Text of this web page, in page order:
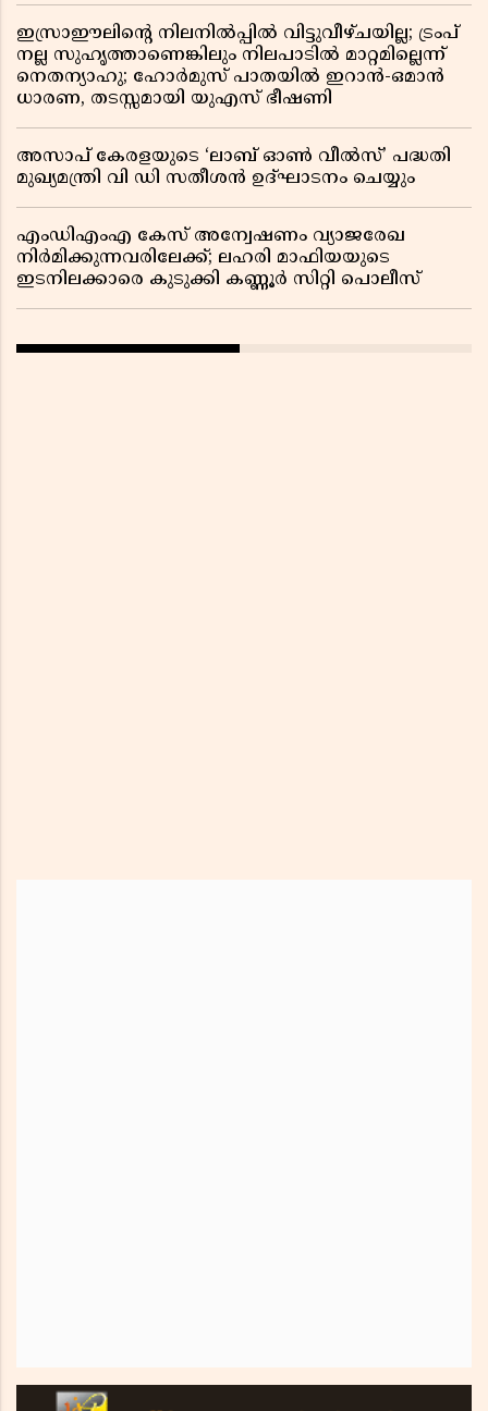
ഇസ്രാഈലിന്റെ നിലനിൽപ്പിൽ വിട്ടുവീഴ്ചയില്ല; ട്രംപ്
നല്ല സുഹൃത്താണെങ്കിലും നിലപാടിൽ മാറ്റമില്ലെന്ന്
നെതന്യാഹു; ഹോർമുസ് പാതയിൽ ഇറാൻ-ഒമാൻ
ധാരണ, തടസ്സമായി യുഎസ് ഭീഷണി
അസാപ് കേരളയുടെ ‘ലാബ് ഓൺ വീൽസ്’ പദ്ധതി
മുഖ്യമന്ത്രി വി ഡി സതീശൻ ഉദ്ഘാടനം ചെയ്യും
എംഡിഎംഎ കേസ് അന്വേഷണം വ്യാജരേഖ
നിർമിക്കുന്നവരിലേക്ക്; ലഹരി മാഫിയയുടെ
ഇടനിലക്കാരെ കുടുക്കി കണ്ണൂർ സിറ്റി പൊലീസ്